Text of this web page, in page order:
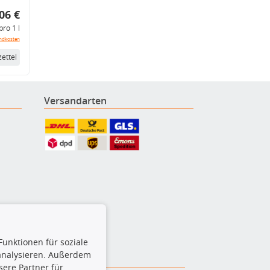
€
1 l
Versandarten
für soziale
Außerdem
Partner für